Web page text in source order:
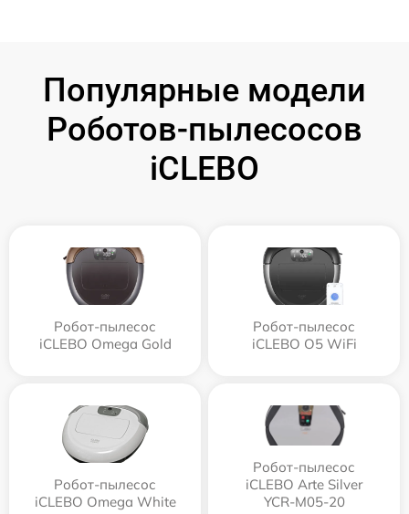
Популярные модели
Роботов-пылесосов
iCLEBO
Робот-пылесос
iCLEBO Omega Gold
Робот-пылесос
iCLEBO O5 WiFi
Робот-пылесос
iCLEBO Omega White
Робот-пылесос
iCLEBO Arte Silver
YCR-M05-20